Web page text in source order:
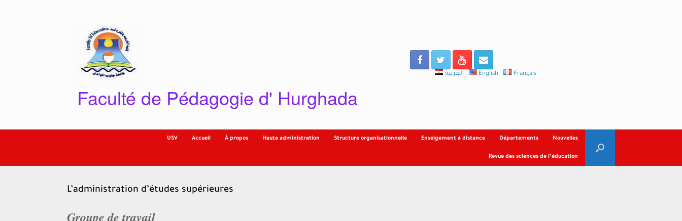
Faculté de Pédagogie d' Hurghada
العربية English Français
USV Accueil À propos Haute administration Structure organisationnelle Enseigement à distance Départements Nouvelles
Revue des sciences de l’éducation
L’administration d’études supérieures
Groupe de travail